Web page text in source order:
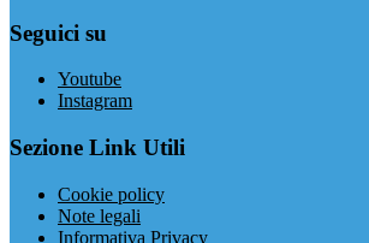
Seguici su
Youtube
Instagram
Sezione Link Utili
Cookie policy
Note legali
Informativa Privacy